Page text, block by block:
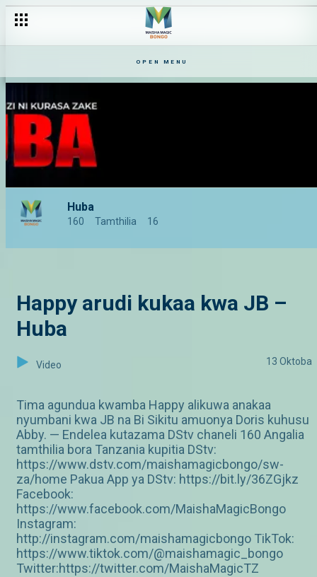
OPEN MENU
Huba
160 Tamthilia 16
Happy arudi kukaa kwa JB –
Huba
Video 13 Oktoba
Tima agundua kwamba Happy alikuwa anakaa
nyumbani kwa JB na Bi Sikitu amuonya Doris kuhusu
Abby. — Endelea kutazama DStv chaneli 160 Angalia
tamthilia bora Tanzania kupitia DStv:
https://www.dstv.com/maishamagicbongo/sw-
za/home Pakua App ya DStv: https://bit.ly/36ZGjkz
Facebook:
https://www.facebook.com/MaishaMagicBongo
Instagram:
http://instagram.com/maishamagicbongo TikTok:
https://www.tiktok.com/@maishamagic_bongo
Twitter:https://twitter.com/MaishaMagicTZ